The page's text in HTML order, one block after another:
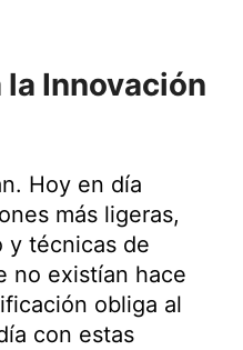
Innovación
Hoy en día
más ligeras,
y técnicas de
no existían hace
obliga al
con estas